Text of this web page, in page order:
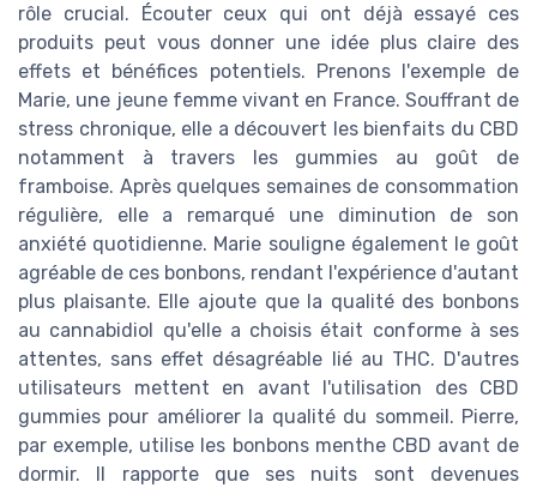
rôle crucial. Écouter ceux qui ont déjà essayé ces
produits peut vous donner une idée plus claire des
effets et bénéfices potentiels. Prenons l'exemple de
Marie, une jeune femme vivant en France. Souffrant de
stress chronique, elle a découvert les bienfaits du CBD
notamment à travers les gummies au goût de
framboise. Après quelques semaines de consommation
régulière, elle a remarqué une diminution de son
anxiété quotidienne. Marie souligne également le goût
agréable de ces bonbons, rendant l'expérience d'autant
plus plaisante. Elle ajoute que la qualité des bonbons
au cannabidiol qu'elle a choisis était conforme à ses
attentes, sans effet désagréable lié au THC. D'autres
utilisateurs mettent en avant l'utilisation des CBD
gummies pour améliorer la qualité du sommeil. Pierre,
par exemple, utilise les bonbons menthe CBD avant de
dormir. Il rapporte que ses nuits sont devenues